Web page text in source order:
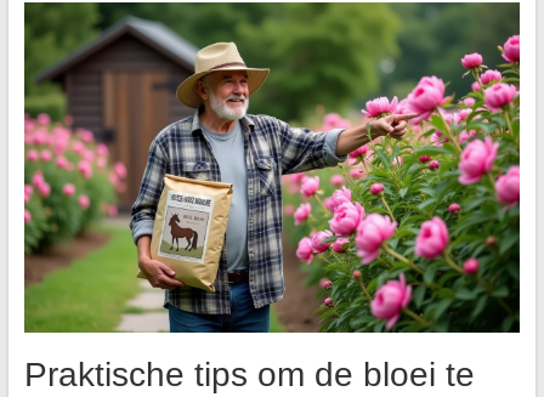
Praktische tips om de bloei te